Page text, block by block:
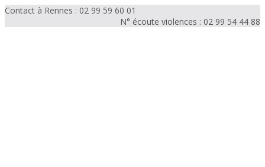
Contact à Rennes : 02 99 59 60 01
N° écoute violences : 02 99 54 44 88